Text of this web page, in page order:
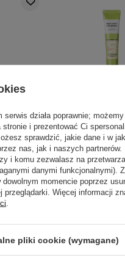
Krem
z
40ml
3
Cream -
Krem pod
DODAJ DO
serwis działa poprawnie;
i prezentować Ci
sprawdzić, jakie dane i w
nas, jak i naszych partnerów.
i komu zezwalasz na
danymi funkcjonalnymi).
momencie poprzez
przeglądarki. Więcej informacji
pliki cookie (wymagane)